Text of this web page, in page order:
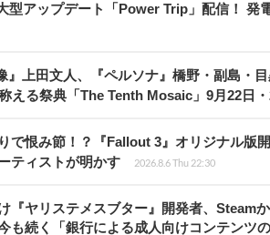
型アップデート「Power Trip」配信！ 発
』上田文人、『ペルソナ』橋野・副島・
える祭典「The Tenth Mosaic」9月22日
で恨み節！？『Fallout 3』オリジナル版
ティストが明かす
2026.8.6 Thu 22:30
『ヤリステメスブター』開発者、Steam
も続く「銀行による成人向けコンテンツ